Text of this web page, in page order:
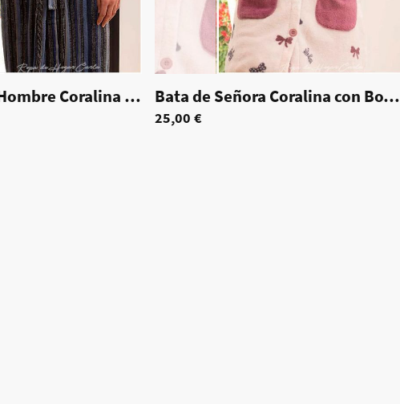
Bata Larga de Hombre Coralina - Adolfo |70129 Bata de Señora Coralina con Botones - Coral
25,00 €